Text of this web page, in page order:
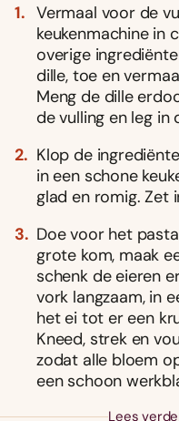
Vermaal voor de
keukenmachine in
overige
dille, toe en
Meng de dille
de vulling en leg
Klop de
in een schone
glad en romig. Zet
Doe voor het
grote kom, maak
schenk de eieren
vork langzaam, in
het ei tot er een
Kneed, strek en
zodat alle bloem
een schoon
Lees